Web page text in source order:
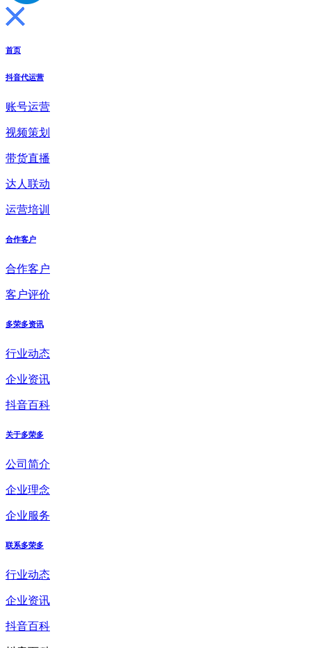
首页
抖音代运营
账号运营
视频策划
带货直播
达人联动
运营培训
合作客户
合作客户
客户评价
多荣多资讯
行业动态
企业资讯
抖音百科
关于多荣多
公司简介
企业理念
企业服务
联系多荣多
行业动态
企业资讯
抖音百科